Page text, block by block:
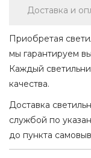
Доставка и
Приобретая
мы гарантируем
Каждый
качества.
Доставка
службой по
до пункта